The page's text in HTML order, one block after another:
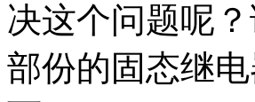
决这个问题呢
部份的固态继